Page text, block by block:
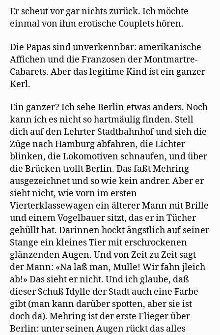
Er scheut vor gar nichts zurück. Ich möchte
einmal von ihm erotische Couplets hören.
Die Papas sind unverkennbar: amerikanische
Affichen und die Franzosen der Montmartre-
Cabarets. Aber das legitime Kind ist ein ganzer
Kerl.
Ein ganzer? Ich sehe Berlin etwas anders. Noch
kann ich es nicht so hartmäulig finden. Stell
dich auf den Lehrter Stadtbahnhof und sieh die
Züge nach Hamburg abfahren, die Lichter
blinken, die Lokomotiven schnaufen, und über
die Brücken trollt Berlin. Das faßt Mehring
ausgezeichnet und so wie kein andrer. Aber er
sieht nicht, wie vorn im ersten
Vierterklassewagen ein älterer Mann mit Brille
und einem Vogelbauer sitzt, das er in Tücher
gehüllt hat. Darinnen hockt ängstlich auf seiner
Stange ein kleines Tier mit erschrockenen
glänzenden Augen. Und von Zeit zu Zeit sagt
der Mann: «Na laß man, Mulle! Wir fahn jleich
ab!» Das sieht er nicht. Und ich glaube, daß
dieser Schuß Idylle der Stadt auch eine Farbe
gibt (man kann darüber spotten, aber sie ist
doch da). Mehring ist der erste Flieger über
Berlin: unter seinen Augen rückt das alles